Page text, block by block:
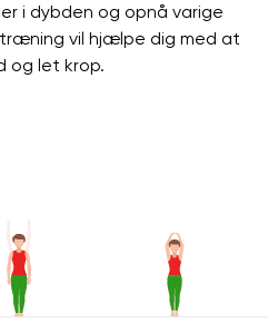
i dybden og opnå varige
vil hjælpe dig med at
og let krop.